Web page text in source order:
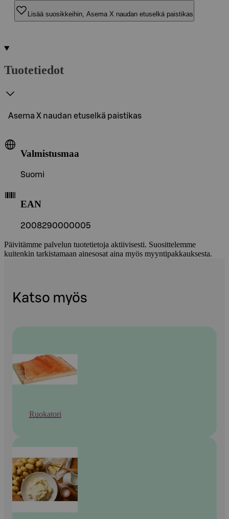
Lisää suosikkeihin, Asema X naudan etuselkä paistikas
Tuotetiedot
Asema X naudan etuselkä paistikas
Valmistusmaa
Suomi
EAN
2008290000005
Päivitämme palvelun tuotetietoja aktiivisesti. Suosittelemme
kuitenkin tarkistamaan ainesosat aina myös myyntipakkauksesta.
Katso myös
Ruokatori